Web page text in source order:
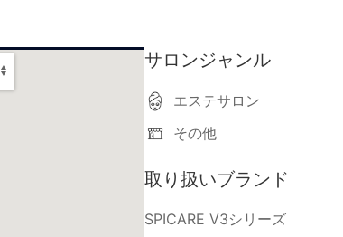
サロンジャンル
エステサロン
その他
取り扱いブランド
SPICARE V3シリーズ